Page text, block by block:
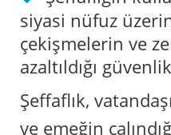
siyasi nüfuz
çekişmelerin ve
azaltıldığı
Şeffaflık,
ve emeğin